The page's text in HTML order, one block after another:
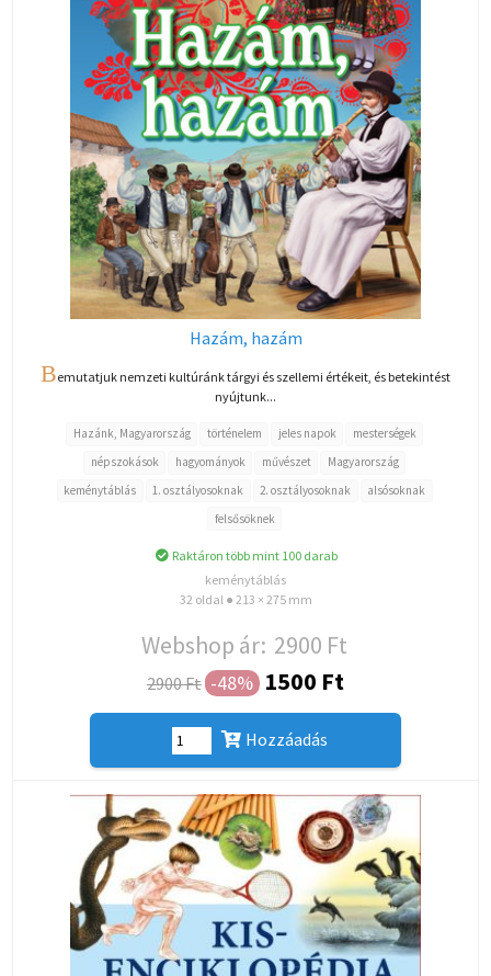
Hazám, hazám
Bemutatjuk nemzeti kultúránk tárgyi és szellemi értékeit, és betekintést
nyújtunk...
Hazánk, Magyarország történelem jeles napok
mesterségek
népszokások
hagyományok művészet
Magyarország
keménytáblás
1. osztályosoknak 2. osztályosoknak
alsósoknak
felsősöknek
Raktáron több mint 100 darab
keménytáblás
32 oldal ● 213 × 275 mm
Webshop ár: 2900 Ft
2900 Ft -48% 1500 Ft
Hozzáadás